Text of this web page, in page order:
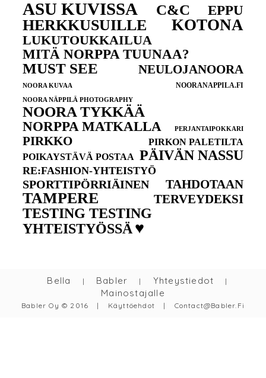
ASU KUVISSA C&C EPPU
HERKKUSUILLE KOTONA
LUKUTOUKKAILUA
MITÄ NORPPA TUUNAA?
MUST SEE NEULOJANOORA
NOORA KUVAA NOORANAPPILA.FI
NOORA NÄPPILÄ PHOTOGRAPHY
NOORA TYKKÄÄ
NORPPA MATKALLA PERJANTAIPOKKARI
PIRKKO
PIRKON PALETILTA
POIKAYSTÄVÄ POSTAA PÄIVÄN NASSU
RE:FASHION-YHTEISTYÖ
SPORTTIPÖRRIÄINEN TAHDOTAAN
TAMPERE TERVEYDEKSI
TESTING TESTING
YHTEISTYÖSSÄ ♥
Bella | Babler | Yhteystiedot |
Mainostajalle
Babler Oy © 2016 | Käyttöehdot | Contact@babler.fi